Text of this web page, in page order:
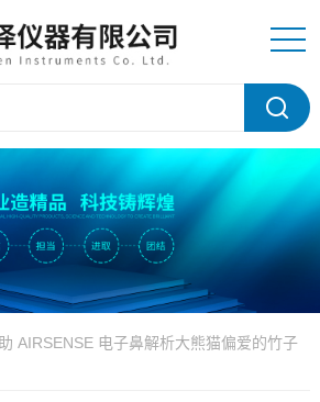
AIRSENSE 电子鼻解析大熊猫偏爱的竹子